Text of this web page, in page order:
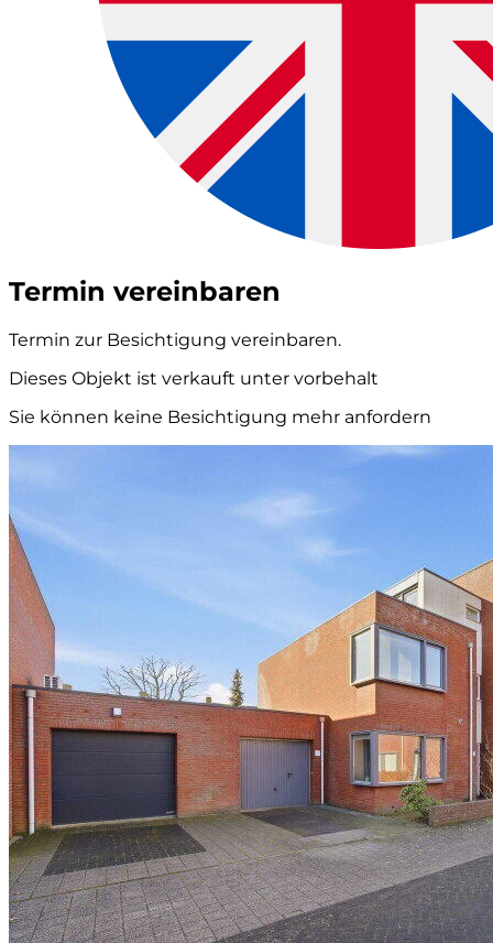
Termin vereinbaren
Termin zur Besichtigung vereinbaren.
Dieses Objekt ist verkauft unter vorbehalt
Sie können keine Besichtigung mehr anfordern